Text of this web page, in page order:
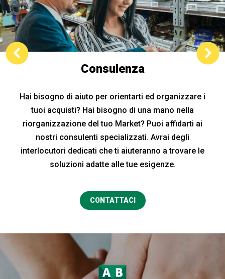
Consulenza
Hai bisogno di aiuto per orientarti ed organizzare i
tuoi acquisti? Hai bisogno di una mano nella
riorganizzazione del tuo Market? Puoi affidarti ai
nostri consulenti specializzati. Avrai degli
interlocutori dedicati che ti aiuteranno a trovare le
soluzioni adatte alle tue esigenze.
CONTATTACI